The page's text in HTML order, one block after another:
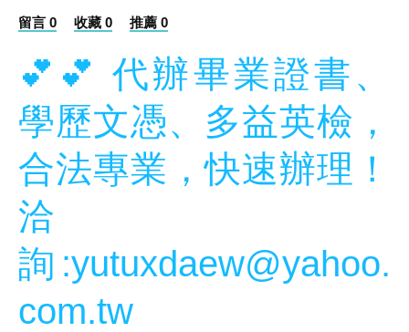
留言 0 收藏 0 推薦 0
💕💕 代辦畢業證書、
學歷文憑、多益英檢，
合法專業，快速辦理！
洽
詢:yutuxdaew@yahoo.
com.tw